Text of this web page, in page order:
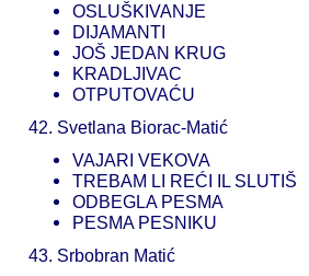
OSLUŠKIVANJE
DIJAMANTI
JOŠ JEDAN KRUG
KRADLJIVAC
OTPUTOVAĆU
42. Svetlana Biorac-Matić
VAJARI VEKOVA
TREBAM LI REĆI IL SLUTIŠ
ODBEGLA PESMA
PESMA PESNIKU
43. Srbobran Matić